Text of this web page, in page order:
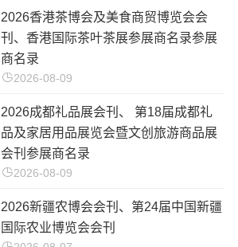
2026香港茶博会及美食商贸博览会会
刊、香港国际茶叶茶展参展商名录参展
商名录
2026-08-09
2026成都礼品展会刊、 第18届成都礼
品及家居用品展览会暨文创旅游商品展
会刊参展商名录
2026-08-09
​2026新疆农博会会刊、第24届中国新疆
国际农业博览会会刊